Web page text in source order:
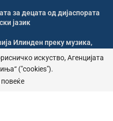
за децата од дијаспората
јазик
Илинден преку музика,
Илинден во Џилонг
искуство, Агенцијата
("cookies").